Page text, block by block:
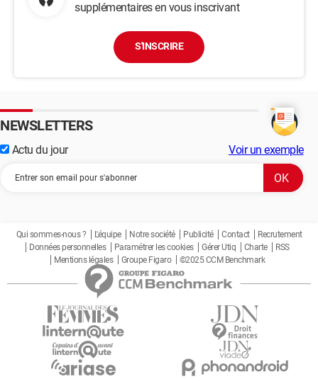
supplémentaires en vous inscrivant
S'INSCRIRE
NEWSLETTERS
Actu du jour Voir un exemple
Qui sommes-nous ? L'équipe Notre société Publicité Contact
Recrutement
Données personnelles
Paramétrer les cookies Gérer Utiq Charte
RSS
Mentions légales
Groupe Figaro ©2025 CCM Benchmark